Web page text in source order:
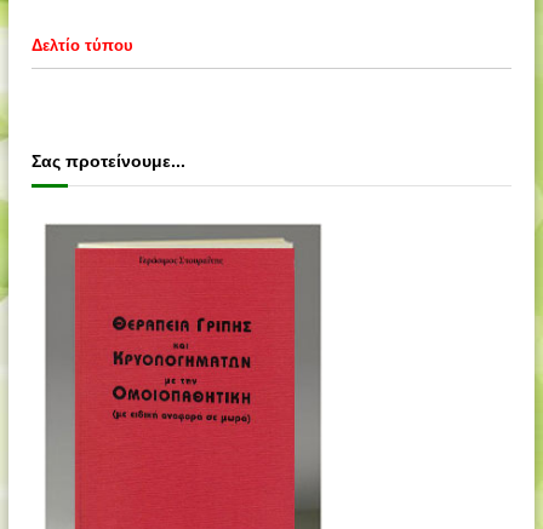
Δελτίο τύπου
Σας προτείνουμε...